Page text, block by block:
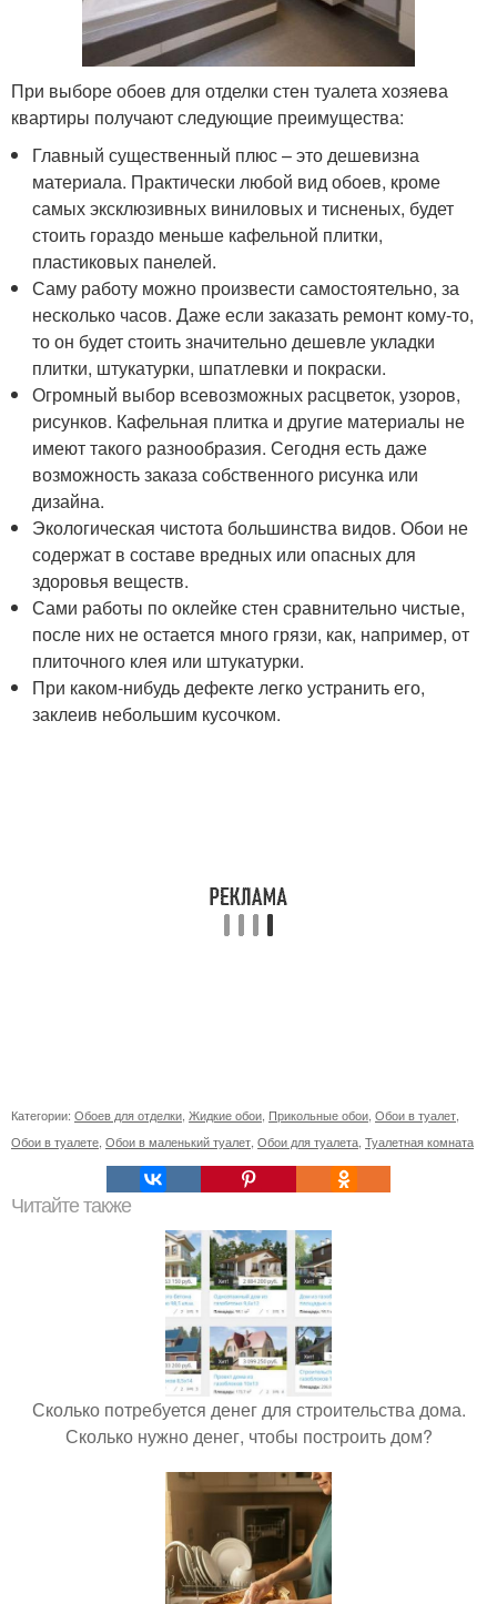
При выборе обоев для отделки стен туалета хозяева
квартиры получают следующие преимущества:
Главный существенный плюс – это дешевизна
материала. Практически любой вид обоев, кроме
самых эксклюзивных виниловых и тисненых, будет
стоить гораздо меньше кафельной плитки,
пластиковых панелей.
Саму работу можно произвести самостоятельно, за
несколько часов. Даже если заказать ремонт кому-то,
то он будет стоить значительно дешевле укладки
плитки, штукатурки, шпатлевки и покраски.
Огромный выбор всевозможных расцветок, узоров,
рисунков. Кафельная плитка и другие материалы не
имеют такого разнообразия. Сегодня есть даже
возможность заказа собственного рисунка или
дизайна.
Экологическая чистота большинства видов. Обои не
содержат в составе вредных или опасных для
здоровья веществ.
Сами работы по оклейке стен сравнительно чистые,
после них не остается много грязи, как, например, от
плиточного клея или штукатурки.
При каком-нибудь дефекте легко устранить его,
заклеив небольшим кусочком.
Категории: Обоев для отделки Жидкие обои Прикольные обои Обои в туалет
Обои в туалете Обои в маленький туалет Обои для туалета Туалетная комната
Читайте также
Сколько потребуется денег для строительства дома.
Сколько нужно денег, чтобы построить дом?